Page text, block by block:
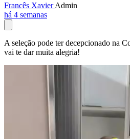
Francês XavierAdmin
há 4 semanas
A seleção pode ter decepcionado na
vai te dar muita alegria!